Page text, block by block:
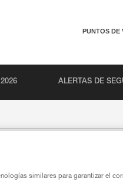
PUNTOS DE
ALERTAS DE
similares para garantizar el